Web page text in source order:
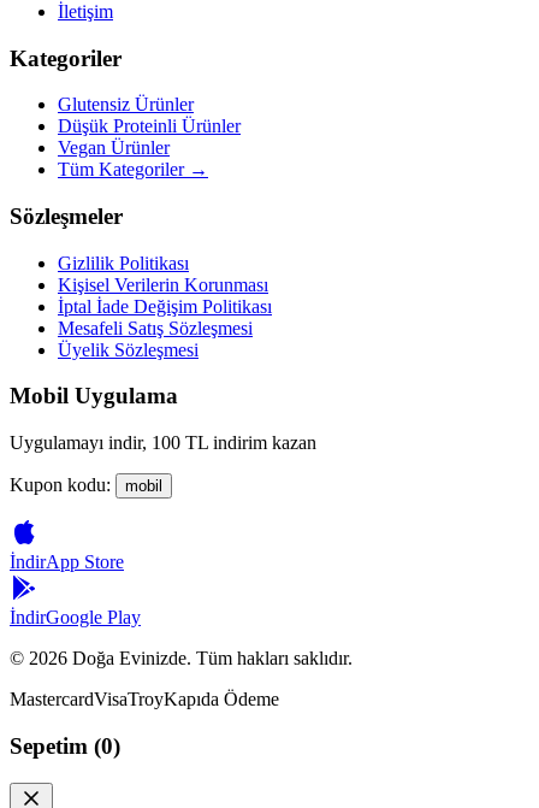
İletişim
Kategoriler
Glutensiz Ürünler
Düşük Proteinli Ürünler
Vegan Ürünler
Tüm Kategoriler →
Sözleşmeler
Gizlilik Politikası
Kişisel Verilerin Korunması
İptal İade Değişim Politikası
Mesafeli Satış Sözleşmesi
Üyelik Sözleşmesi
Mobil Uygulama
Uygulamayı indir, 100 TL indirim kazan
Kupon kodu: mobil
İndirApp Store
İndirGoogle Play
© 2026 Doğa Evinizde. Tüm hakları saklıdır.
MastercardVisaTroyKapıda Ödeme
Sepetim (0)